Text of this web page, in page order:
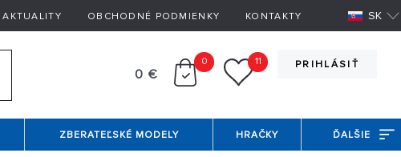
AKTUALITY OBCHODNÉ PODMIENKY KONTAKTY SK
PRIHLÁSIŤ
0 €
0 11
ZBERATEĽSKÉ MODELY HRAČKY ĎALŠIE